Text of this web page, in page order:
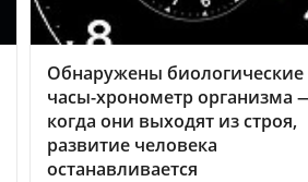
Обнаружены биологические
часы-хронометр организма
когда они выходят из строя,
развитие человека
останавливается